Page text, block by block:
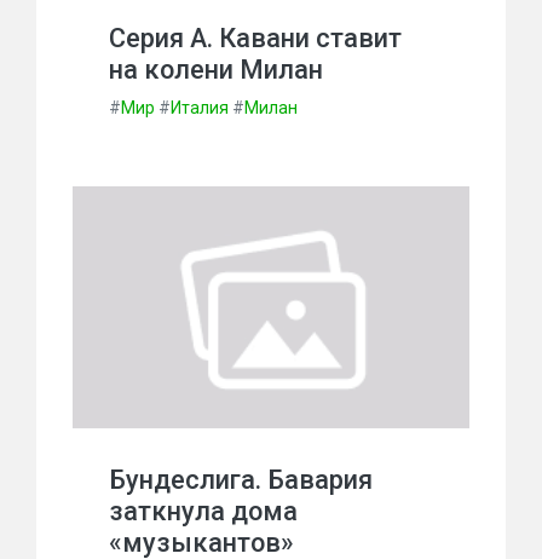
Серия А. Кавани ставит
на колени Милан
#Мир #Италия #Милан
Бундеслига. Бавария
заткнула дома
«музыкантов»